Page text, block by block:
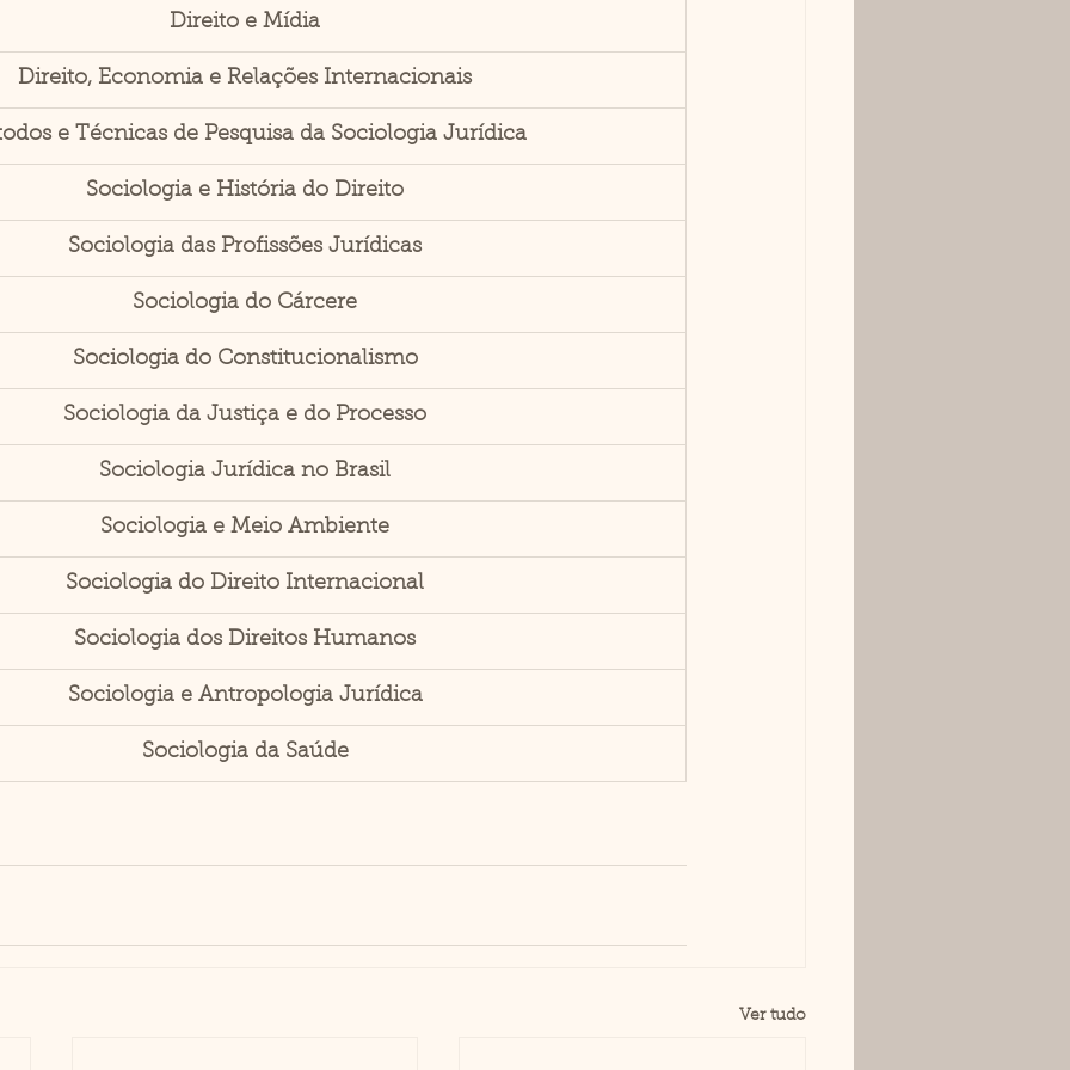
Direito e Mídia
Direito, Economia e Relações Internacionais
e Técnicas de Pesquisa da Sociologia Jurídica
Sociologia e História do Direito
Sociologia das Profissões Jurídicas
Sociologia do Cárcere
Sociologia do Constitucionalismo
Sociologia da Justiça e do Processo
Sociologia Jurídica no Brasil
Sociologia e Meio Ambiente
Sociologia do Direito Internacional
Sociologia dos Direitos Humanos
Sociologia e Antropologia Jurídica
Sociologia da Saúde
Ver tudo